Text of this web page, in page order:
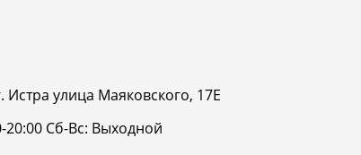
Истра улица Маяковского, 17Е
20:00 Cб-Вс: Выходной